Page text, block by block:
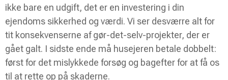
ikke bare en udgift, det er en investering i din
ejendoms sikkerhed og værdi. Vi ser desværre alt for
tit konsekvenserne af gør-det-selv-projekter, der er
gået galt. I sidste ende må husejeren betale dobbelt:
først for det mislykkede forsøg og bagefter for at få os
til at rette op på skaderne.